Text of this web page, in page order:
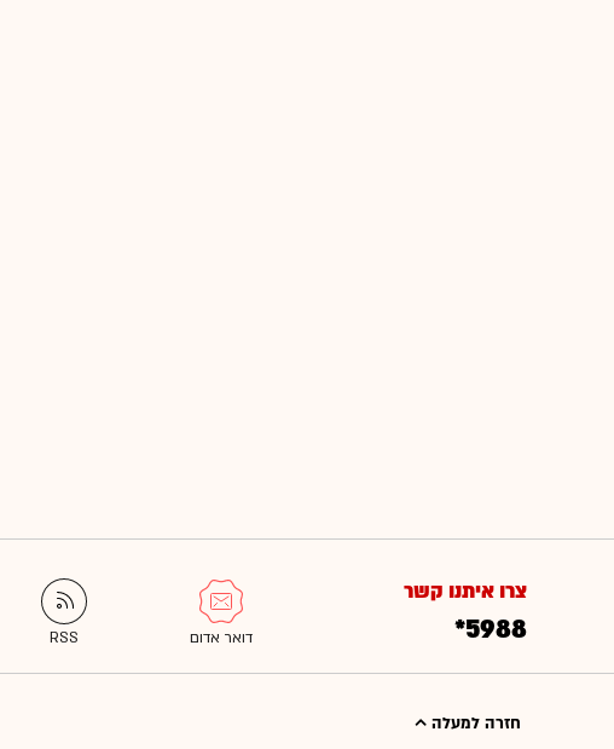
צרו איתנו קשר
*5988
חזרה למעלה